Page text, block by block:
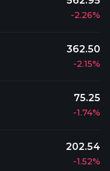
-2.26%
362.50
-2.15%
75.25
-1.74%
202.54
-1.52%